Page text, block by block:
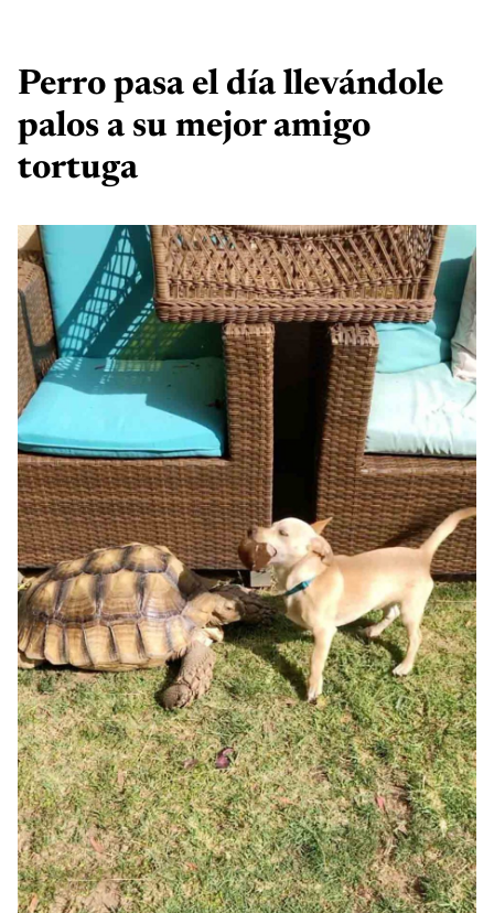
Perro pasa el día llevándole
palos a su mejor amigo
tortuga